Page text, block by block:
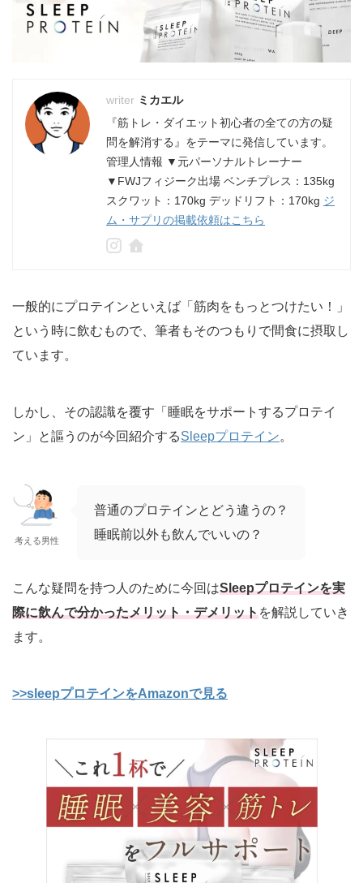
ミカエル
『筋トレ・ダイエット初心者の全ての方の疑
問を解消する』をテーマに発信しています。
管理人情報 ▼元パーソナルトレーナー
▼FWJフィジーク出場 ベンチプレス：135kg
スクワット：170kg デッドリフト：170kg ジ
ム・サプリの掲載依頼はこちら
一般的にプロテインといえば「筋肉をもっとつけたい！」
という時に飲むもので、筆者もそのつもりで間食に摂取し
ています。
しかし、その認識を覆す「睡眠をサポートするプロテイ
ン」と謳うのが今回紹介するSleepプロテイン。
考える男性
普通のプロテインとどう違うの？
睡眠前以外も飲んでいいの？
こんな疑問を持つ人のために今回はSleepプロテインを実
際に飲んで分かったメリット・デメリットを解説していき
ます。
>>sleepプロテインをAmazonで見る